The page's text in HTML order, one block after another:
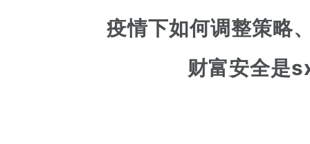
疫情下如何调整策略
财富安全是